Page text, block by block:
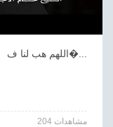
اللهم هب لنا ف�...
204 مشاهدات